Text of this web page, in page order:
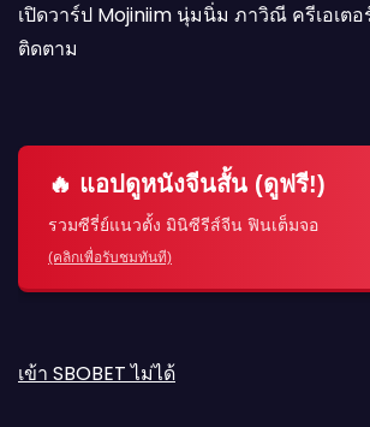
เปิดวาร์ป Mojiniim นุ่มนิ่ม ภาวิณี ครีเอเต
ติดตาม
🔥 แอปดูหนังจีนสั้น (ดูฟรี!)
รวมซีรี่ย์แนวตั้ง มินิซีรีส์จีน ฟินเต็มจอ
(คลิกเพื่อรับชมทันที)
เข้า SBOBET ไม่ได้